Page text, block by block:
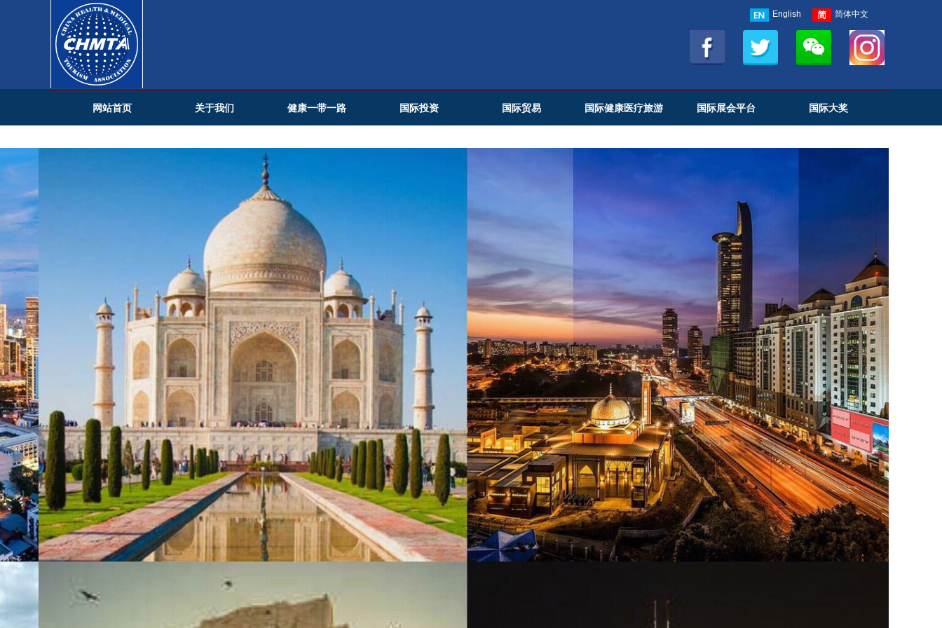
世界医疗健康旅游博览会
全球领先医疗健康产业投资贸易平台
English 简体中文
CIHMTA
WMTCE
World's Leading Healthcare Investment & Trade Platform
网站首页 关于我们 健康一带一路 国际投资 国际贸易 国际健康医疗旅游 国际展会平台 国际大奖